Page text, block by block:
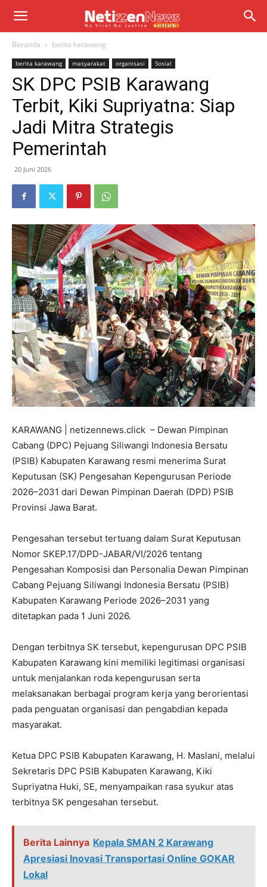
Beranda berita karawang
berita karawang masyarakat organisasi Sosial
SK DPC PSIB Karawang
Terbit, Kiki Supriyatna: Siap
Jadi Mitra Strategis
Pemerintah
20 Juni 2026
KARAWANG | netizennews.click – Dewan Pimpinan
Cabang (DPC) Pejuang Siliwangi Indonesia Bersatu
(PSIB) Kabupaten Karawang resmi menerima Surat
Keputusan (SK) Pengesahan Kepengurusan Periode
2026–2031 dari Dewan Pimpinan Daerah (DPD) PSIB
Provinsi Jawa Barat.
Pengesahan tersebut tertuang dalam Surat Keputusan
Nomor SKEP.17/DPD-JABAR/VI/2026 tentang
Pengesahan Komposisi dan Personalia Dewan Pimpinan
Cabang Pejuang Siliwangi Indonesia Bersatu (PSIB)
Kabupaten Karawang Periode 2026–2031 yang
ditetapkan pada 1 Juni 2026.
Dengan terbitnya SK tersebut, kepengurusan DPC PSIB
Kabupaten Karawang kini memiliki legitimasi organisasi
untuk menjalankan roda kepengurusan serta
melaksanakan berbagai program kerja yang berorientasi
pada penguatan organisasi dan pengabdian kepada
masyarakat.
Ketua DPC PSIB Kabupaten Karawang, H. Maslani, melalui
Sekretaris DPC PSIB Kabupaten Karawang, Kiki
Supriyatna Huki, SE, menyampaikan rasa syukur atas
terbitnya SK pengesahan tersebut.
Berita Lainnya Kepala SMAN 2 Karawang
Apresiasi Inovasi Transportasi Online GOKAR
Lokal